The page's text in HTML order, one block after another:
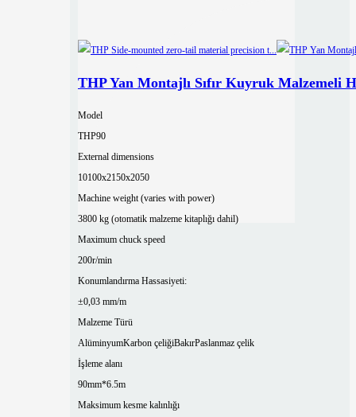
THP Yan Montajlı Sıfır Kuyruk Malzemeli
Model
THP90
External dimensions
10100x2150x2050
Machine weight (varies with power)
3800 kg (otomatik malzeme kitaplığı dahil)
Maximum chuck speed
200r/min
Konumlandırma Hassasiyeti:
±0,03 mm/m
Malzeme Türü
AlüminyumKarbon çeliğiBakırPaslanmaz çelik
İşleme alanı
90mm*6.5m
Maksimum kesme kalınlığı